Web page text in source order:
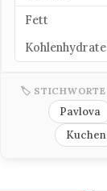
Fett
Kohlenhydrate
🏷 STICHWORTE
Pavlova
Kuchen